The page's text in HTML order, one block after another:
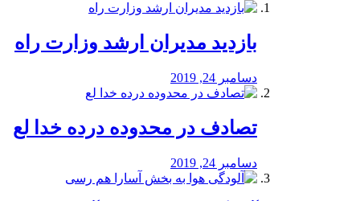
بازدید مدیران ارشد وزارت راه
دسامبر 24, 2019
تصادف در محدوده درده خدا لع
دسامبر 24, 2019